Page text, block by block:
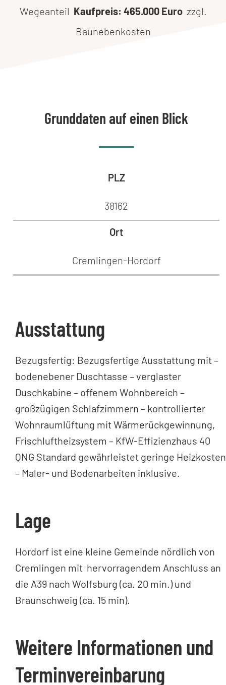
Wegeanteil Kaufpreis: 465.000 Euro zzgl.
Baunebenkosten
Grunddaten auf einen Blick
PLZ
38162
Ort
Cremlingen-Hordorf
Ausstattung
Bezugsfertig: Bezugsfertige Ausstattung mit –
bodenebener Duschtasse – verglaster
Duschkabine – offenem Wohnbereich –
großzügigen Schlafzimmern – kontrollierter
Wohnraumlüftung mit Wärmerückgewinnung,
Frischluftheizsystem – KfW-Effizienzhaus 40
QNG Standard gewährleistet geringe Heizkosten
– Maler- und Bodenarbeiten inklusive.
Lage
Hordorf ist eine kleine Gemeinde nördlich von
Cremlingen mit hervorragendem Anschluss an
die A39 nach Wolfsburg (ca. 20 min.) und
Braunschweig (ca. 15 min).
Weitere Informationen und
Terminvereinbarung